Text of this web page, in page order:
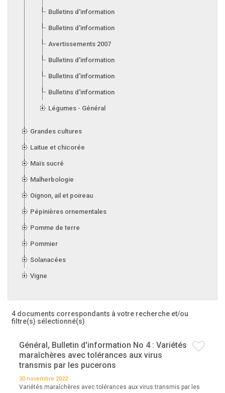
Bulletins d'information 2009
Bulletins d'information 2008
Avertissements 2007
Bulletins d'information 2007
Bulletins d'information 2006
Bulletins d'information 2005
Légumes - Général
Grandes cultures
Laitue et chicorée
Maïs sucré
Malherbologie
Oignon, ail et poireau
Pépinières ornementales
Pomme de terre
Pommier
Solanacées
Vigne
4 documents correspondants à votre recherche et/ou
filtre(s) sélectionné(s)
Général, Bulletin d'information No 4 : Variétés
maraîchères avec tolérances aux virus
transmis par les pucerons
30 novembre 2022
Variétés maraîchères avec tolérances aux virus transmis par les